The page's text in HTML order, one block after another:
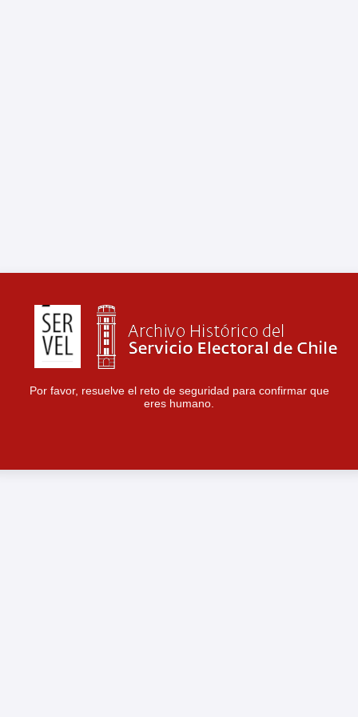
Por favor, resuelve el reto de seguridad para confirmar que
eres humano.